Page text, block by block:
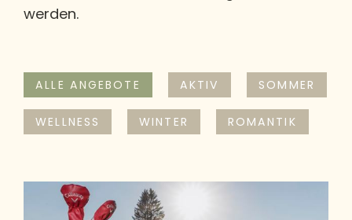
werden.
ALLE ANGEBOTE AKTIV SOMMER
WELLNESS WINTER ROMANTIK